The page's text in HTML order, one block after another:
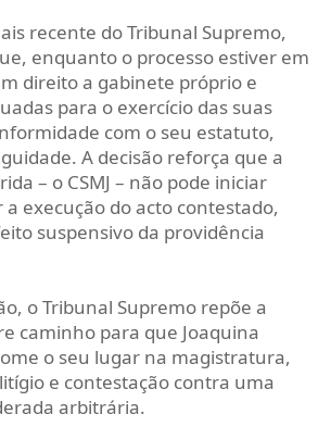
recente do Tribunal Supremo,
enquanto o processo estiver em
direito a gabinete próprio e
para o exercício das suas
com o seu estatuto,
A decisão reforça que a
– o CSMJ – não pode iniciar
execução do acto contestado,
suspensivo da providência
o Tribunal Supremo repõe a
caminho para que Joaquina
o seu lugar na magistratura,
e contestação contra uma
arbitrária.